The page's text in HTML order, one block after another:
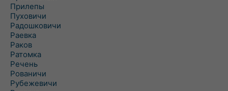
Прилепы
Пуховичи
Радошковичи
Раевка
Раков
Ратомка
Речень
Рованичи
Рубежевичи